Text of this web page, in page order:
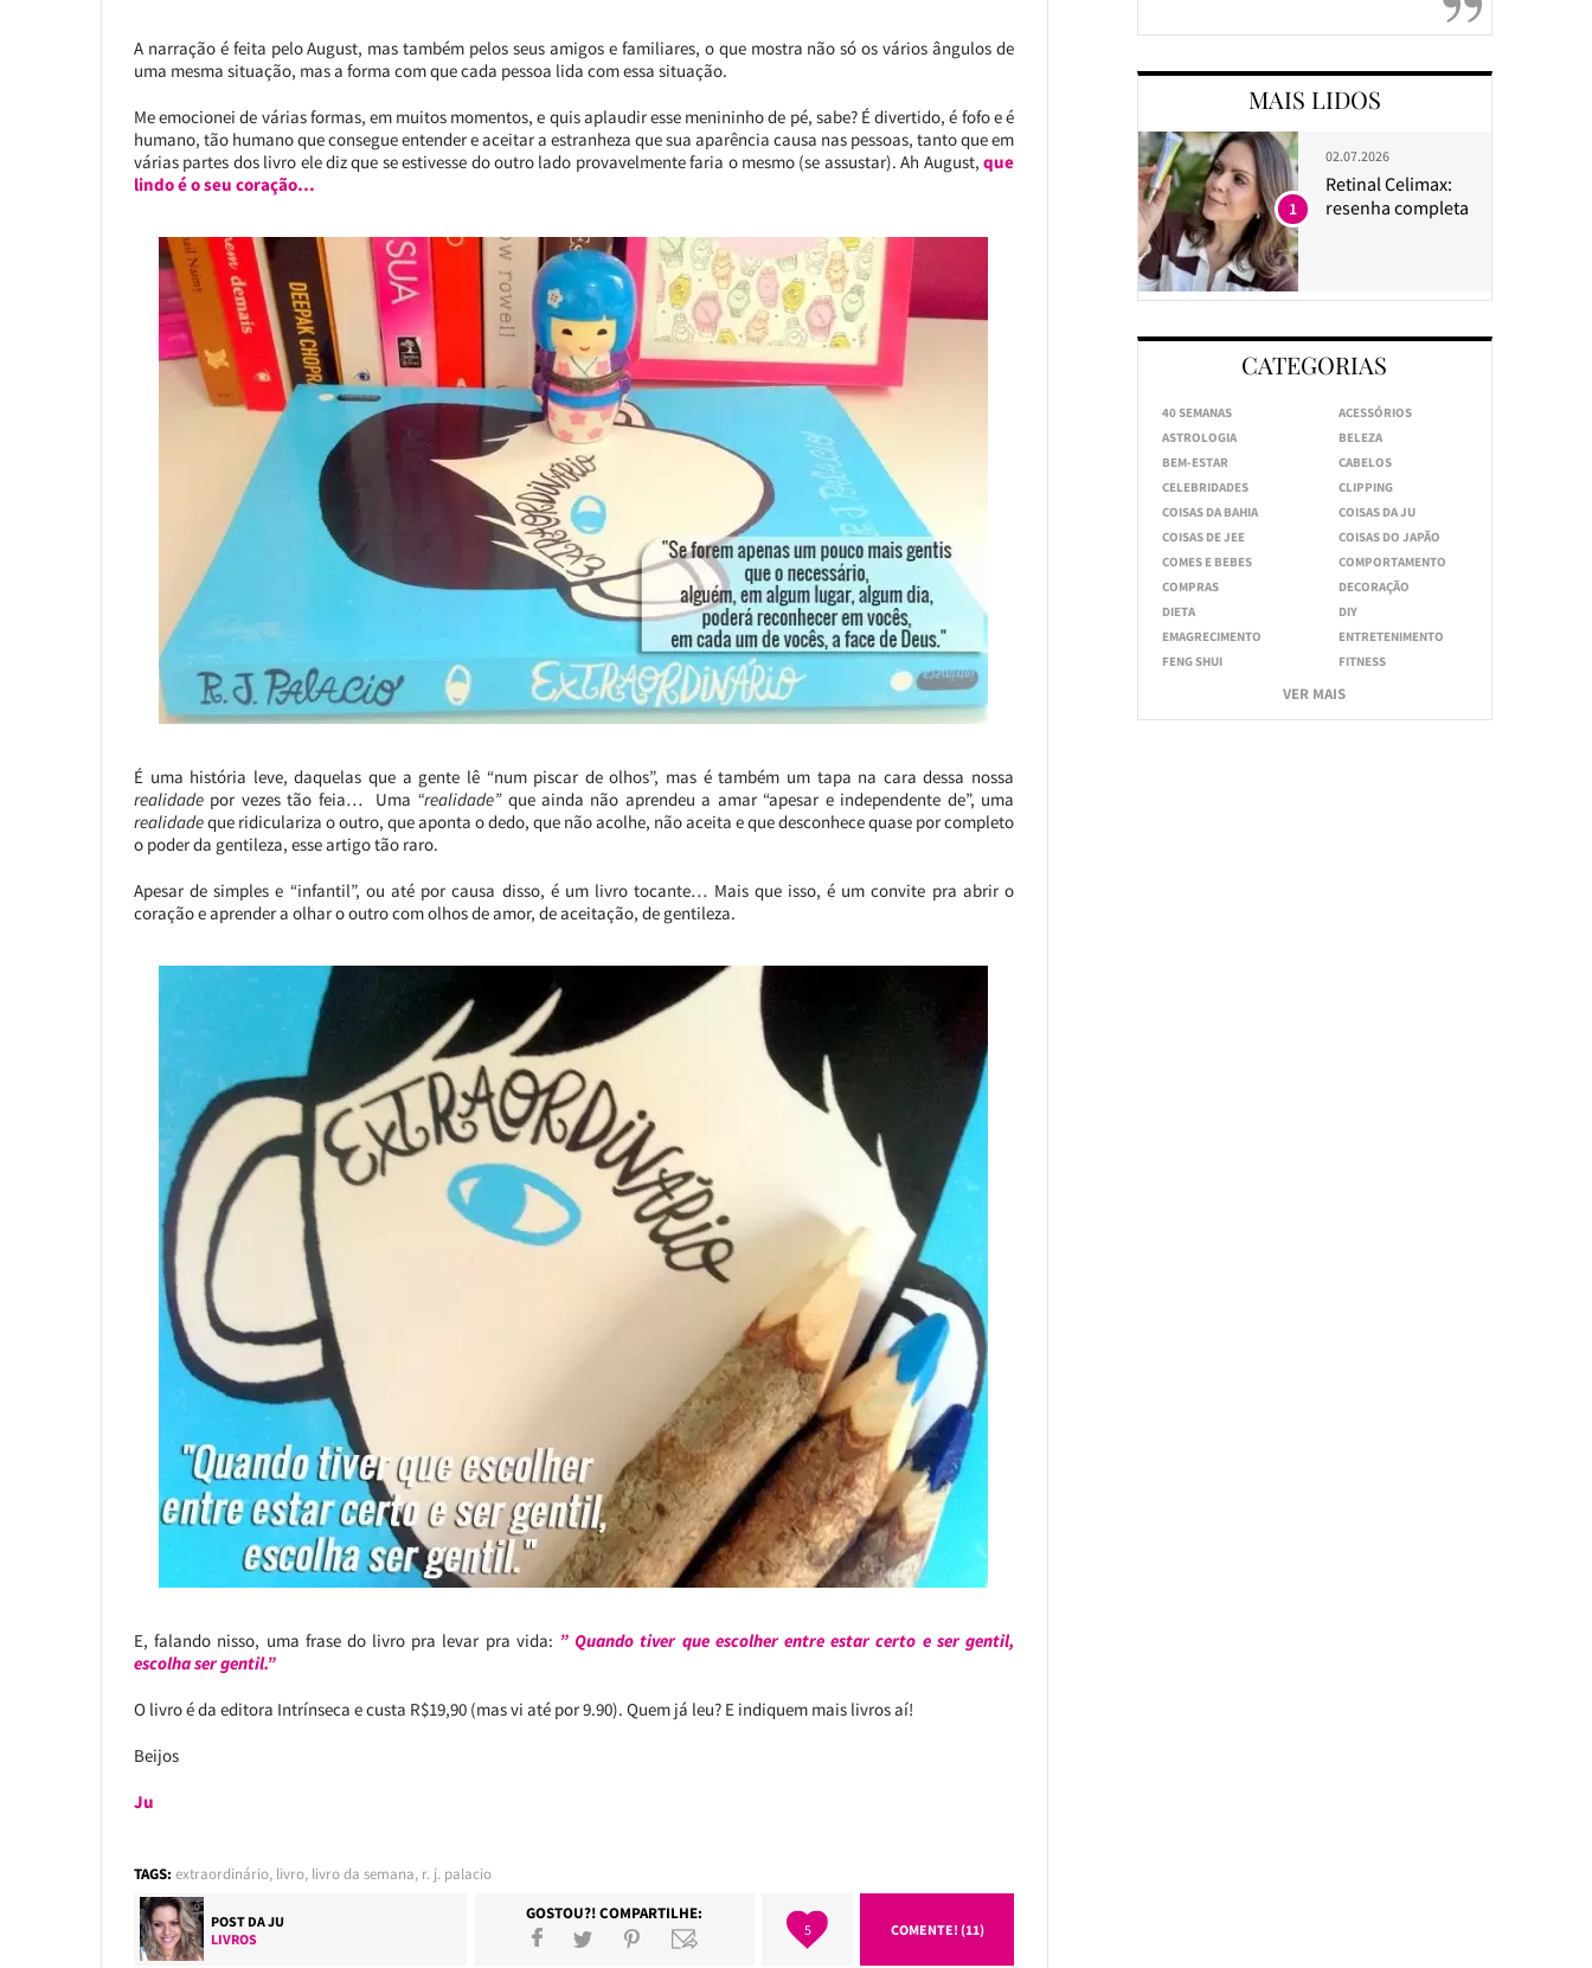
A narração é feita pelo August, mas também pelos seus amigos e familiares, o que mostra não só os vários ângulos de
uma mesma situação, mas a forma com que cada pessoa lida com essa situação.
Me emocionei de várias formas, em muitos momentos, e quis aplaudir esse menininho de pé, sabe? É divertido, é fofo e é
humano, tão humano que consegue entender e aceitar a estranheza que sua aparência causa nas pessoas, tanto que em
várias partes dos livro ele diz que se estivesse do outro lado provavelmente faria o mesmo (se assustar). Ah August,que
lindo é o seu coração…
É uma história leve, daquelas que a gente lê “num piscar de olhos”, mas é também um tapa na cara dessa nossa
realidadepor vezes tão feia… Uma “realidade”que ainda não aprendeu a amar “apesar e independente de”, uma
realidadeque ridiculariza o outro, que aponta o dedo, que não acolhe, não aceita e que desconhece quase por completo
o poder da gentileza, esse artigo tão raro.
Apesar de simples e “infantil”, ou até por causa disso, é um livro tocante… Mais que isso, é um convite pra abrir o
coração e aprender a olhar o outro com olhos de amor, de aceitação, de gentileza.
E, falando nisso, uma frase do livro pra levar pra vida: ” Quando tiver que escolher entre estar certo e ser gentil,
escolha ser gentil.”
O livro é da editora Intrínseca e custa R$19,90 (mas vi até por 9.90). Quem já leu? E indiquem mais livros aí!
Beijos
Ju
TAGS: extraordinário, livro, livro da semana, r. j. palacio
POST DAJU
LIVROS
GOSTOU?! COMPARTILHE:
5 COMENTE! (11)
MAIS LIDOS
02.07.2026
Retinal Celimax:
resenha completa
1
CATEGORIAS
40 SEMANAS
ACESSÓRIOS
ASTROLOGIA
BELEZA
BEM-ESTAR
CABELOS
CELEBRIDADES
CLIPPING
COISAS DA BAHIA
COISAS DA JU
COISAS DE JEE
COISAS DO JAPÃO
COMES E BEBES
COMPORTAMENTO
COMPRAS
DECORAÇÃO
DIETA
DIY
EMAGRECIMENTO
ENTRETENIMENTO
FENG SHUI
FITNESS
VER MAIS